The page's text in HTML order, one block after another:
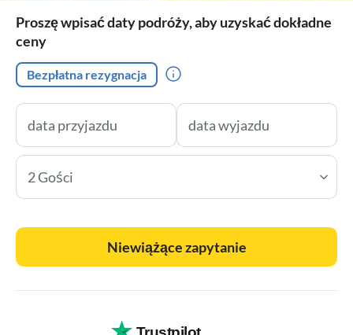
Proszę wpisać daty podróży, aby uzyskać dokładne
ceny
Bezpłatna rezygnacja
2 Gości
Niewiążące zapytanie